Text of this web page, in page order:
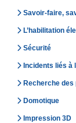
Savoir-faire,
L’habilitation
Sécurité
Incidents liés à
Recherche des
Domotique
Impression 3D